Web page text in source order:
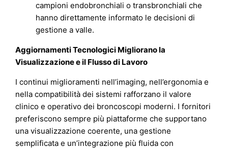
campioni endobronchiali o transbronchiali che
hanno direttamente informato le decisioni di
gestione a valle.
Aggiornamenti Tecnologici Migliorano la
Visualizzazione e il Flusso di Lavoro
I continui miglioramenti nell’imaging, nell’ergonomia e
nella compatibilità dei sistemi rafforzano il valore
clinico e operativo dei broncoscopi moderni. I fornitori
preferiscono sempre più piattaforme che supportano
una visualizzazione coerente, una gestione
semplificata e un’integrazione più fluida con